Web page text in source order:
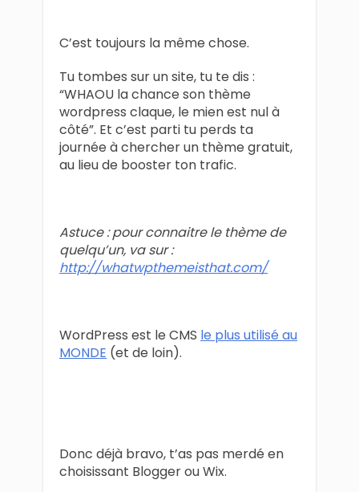
C’est toujours la même chose.
Tu tombes sur un site, tu te dis :
“WHAOU la chance son thème
wordpress claque, le mien est nul à
côté”. Et c’est parti tu perds ta
journée à chercher un thème gratuit,
au lieu de booster ton trafic.
Astuce : pour connaitre le thème de
quelqu’un, va sur :
http://whatwpthemeisthat.com/
WordPress est le CMS le plus utilisé au
MONDE (et de loin).
Donc déjà bravo, t’as pas merdé en
choisissant Blogger ou Wix.